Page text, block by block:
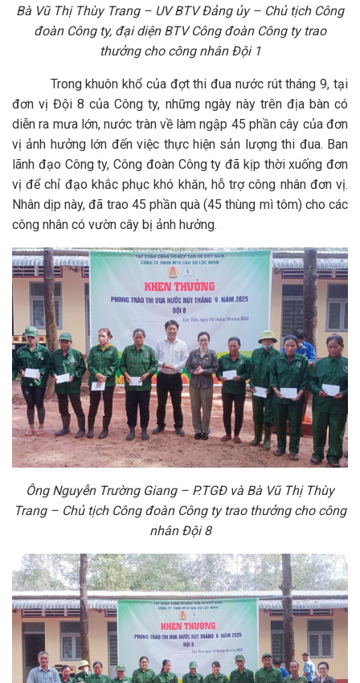
Bà Vũ Thị Thùy Trang – UVBTVĐảng ủy – Chủ tịch Công
đoàn Công ty, đại diện BTV Công đoàn Công ty trao
thưởng cho công nhân Đội 1
Trong khuôn khổ của đợt thi đua nước rút tháng 9, tại
đơn vị Đội 8 của Công ty, những ngày này trên địa bàn có
diễn ra mưa lớn, nước tràn về làm ngập 45 phần cây của đơn
vị ảnh hưởng lớn đến việc thực hiện sản lượng thi đua. Ban
lãnh đạo Công ty, Công đoàn Công ty đã kịp thời xuống đơn
vị để chỉ đạo khắc phục khó khăn, hỗ trợ công nhân đơn vị.
Nhân dịp này, đã trao 45 phần quà (45 thùng mì tôm) cho các
công nhân có vườn cây bị ảnh hưởng.
Ông Nguyễn Trường Giang – P.TGĐ và Bà Vũ Thị Thùy
Trang – Chủ tịch Công đoàn Công ty trao thưởng cho công
nhân Đội 8